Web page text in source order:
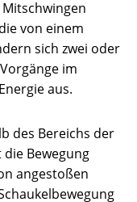
von einem
sich zwei oder
im
aus.
des Bereichs der
Bewegung
angestoßen